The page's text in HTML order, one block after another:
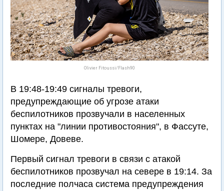
Olivier Fitoussi/Flash90
В 19:48-19:49 сигналы тревоги,
предупреждающие об угрозе атаки
беспилотников прозвучали в населенных
пунктах на "линии противостояния", в Фассуте,
Шомере, Довеве.
Первый сигнал тревоги в связи с атакой
беспилотников прозвучал на севере в 19:14. За
последние полчаса система предупреждения